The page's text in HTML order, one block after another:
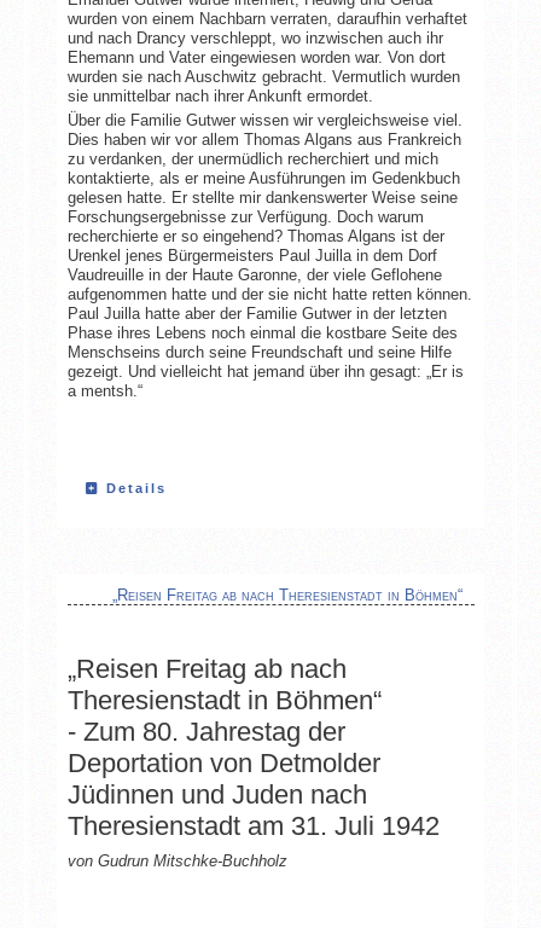
wurden von einem Nachbarn verraten, daraufhin verhaftet
und nach Drancy verschleppt, wo inzwischen auch ihr
Ehemann und Vater eingewiesen worden war. Von dort
wurden sie nach Auschwitz gebracht. Vermutlich wurden
sie unmittelbar nach ihrer Ankunft ermordet.
Über die Familie Gutwer wissen wir vergleichsweise viel.
Dies haben wir vor allem Thomas Algans aus Frankreich
zu verdanken, der unermüdlich recherchiert und mich
kontaktierte, als er meine Ausführungen im Gedenkbuch
gelesen hatte. Er stellte mir dankenswerter Weise seine
Forschungsergebnisse zur Verfügung. Doch warum
recherchierte er so eingehend? Thomas Algans ist der
Urenkel jenes Bürgermeisters Paul Juilla in dem Dorf
Vaudreuille in der Haute Garonne, der viele Geflohene
aufgenommen hatte und der sie nicht hatte retten können.
Paul Juilla hatte aber der Familie Gutwer in der letzten
Phase ihres Lebens noch einmal die kostbare Seite des
Menschseins durch seine Freundschaft und seine Hilfe
gezeigt. Und vielleicht hat jemand über ihn gesagt: „Er is
a mentsh.“
Details
„Reisen Freitag ab nach Theresienstadt in Böhmen“
„Reisen Freitag ab nach
Theresienstadt in Böhmen“
- Zum 80. Jahrestag der
Deportation von Detmolder
Jüdinnen und Juden nach
Theresienstadt am 31. Juli 1942
von Gudrun Mitschke-Buchholz